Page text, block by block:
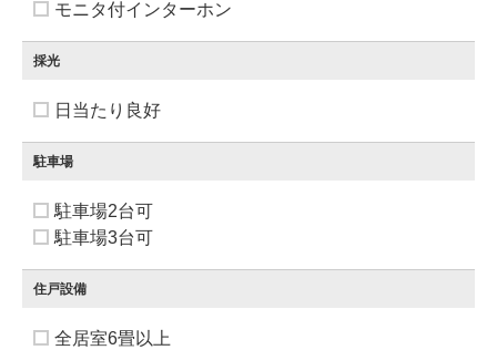
モニタ付インターホン
採光
日当たり良好
駐車場
駐車場2台可
駐車場3台可
住戸設備
全居室6畳以上